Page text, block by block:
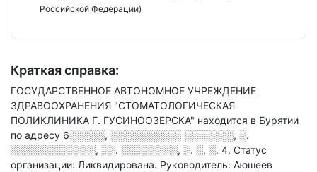
Российской Федерации)
Краткая справка:
ГОСУДАРСТВЕННОЕ АВТОНОМНОЕ УЧРЕЖДЕНИЕ
ЗДРАВООХРАНЕНИЯ "СТОМАТОЛОГИЧЕСКАЯ
ПОЛИКЛИНИКА Г. ГУСИНООЗЕРСКА" находится в Бурятии
по адресу 6░░░░░, ░░░░░░░░░░ ░░░░░░░, ░.
░░░░░░░░░░░░, ░░. ░░░░░░░░, ░. ░, ░. 4. Статус
организации: Ликвидирована. Руководитель: Аюшеев